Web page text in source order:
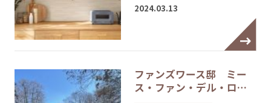
2024.03.13
ファンズワース邸 ミー
ス・ファン・デル・ロ…